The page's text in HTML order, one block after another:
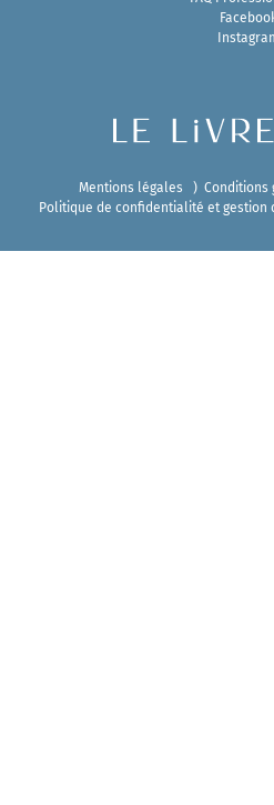
Mentions légales
Conditions
Politique de confidentialité et gestion